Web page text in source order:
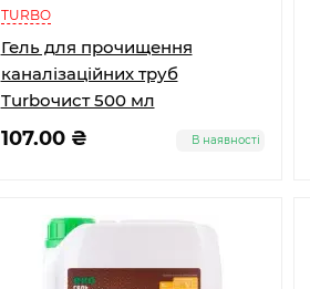
TURBO
Гель для прочищення
каналізаційних труб
Turboчист 500 мл
107.00 ₴ В наявності